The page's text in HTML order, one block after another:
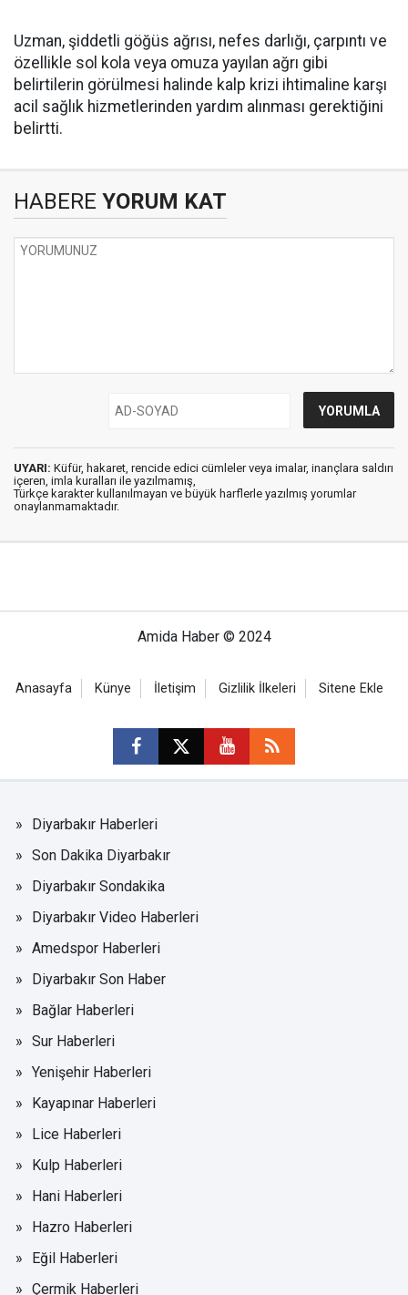
Uzman, şiddetli göğüs ağrısı, nefes darlığı, çarpıntı ve
özellikle sol kola veya omuza yayılan ağrı gibi
belirtilerin görülmesi halinde kalp krizi ihtimaline karşı
acil sağlık hizmetlerinden yardım alınması gerektiğini
belirtti.
HABERE YORUM KAT
UYARI: Küfür, hakaret, rencide edici cümleler veya imalar, inançlara saldırı
içeren, imla kuralları ile yazılmamış,
Türkçe karakter kullanılmayan ve büyük harflerle yazılmış yorumlar
onaylanmamaktadır.
Amida Haber © 2024
Anasayfa Künye İletişim Gizlilik İlkeleri Sitene Ekle
Diyarbakır Haberleri
Son Dakika Diyarbakır
Diyarbakır Sondakika
Diyarbakır Video Haberleri
Amedspor Haberleri
Diyarbakır Son Haber
Bağlar Haberleri
Sur Haberleri
Yenişehir Haberleri
Kayapınar Haberleri
Lice Haberleri
Kulp Haberleri
Hani Haberleri
Hazro Haberleri
Eğil Haberleri
Çermik Haberleri